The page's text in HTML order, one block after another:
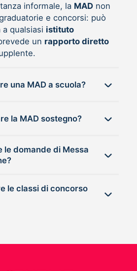
informale, la MADnon
e concorsi: può
qualsiasi istituto
un rapporto diretto
Chi può inviare una MAD a scuola?
la MAD sostegno?
le domande di Messa
di concorso